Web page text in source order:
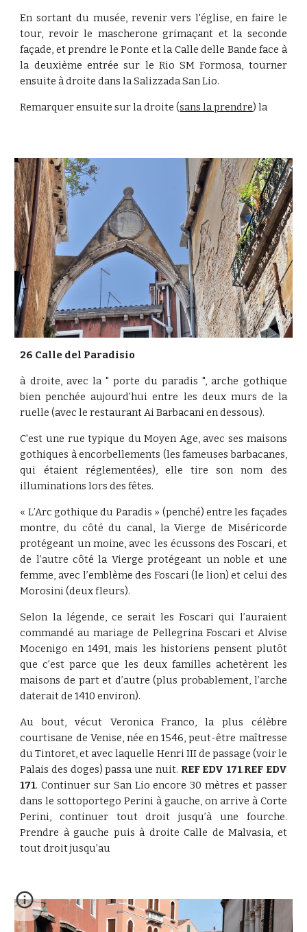
En sortant du musée, revenir vers l'église, en faire le
tour, revoir le mascherone grimaçant et la seconde
façade, et prendre le Ponte et la Calle delle Bande face à
la deuxième entrée sur le Rio SM Formosa, tourner
ensuite à droite dans la Salizzada San Lio.
Remarquer ensuite sur la droite (sans la prendre) la
26 Calle del Paradisio
à droite, avec la " porte du paradis ", arche gothique
bien penchée aujourd’hui entre les deux murs de la
ruelle (avec le restaurant Ai Barbacani en dessous).
C'est une rue typique du Moyen Age, avec ses maisons
gothiques à encorbellements (les fameuses barbacanes,
qui étaient réglementées), elle tire son nom des
illuminations lors des fêtes.
« L’Arc gothique du Paradis » (penché) entre les façades
montre, du côté du canal, la Vierge de Miséricorde
protégeant un moine, avec les écussons des Foscari, et
de l’autre côté la Vierge protégeant un noble et une
femme, avec l’emblème des Foscari (le lion) et celui des
Morosini (deux fleurs).
Selon la légende, ce serait les Foscari qui l’auraient
commandé au mariage de Pellegrina Foscari et Alvise
Mocenigo en 1491, mais les historiens pensent plutôt
que c’est parce que les deux familles achetèrent les
maisons de part et d’autre (plus probablement, l’arche
daterait de 1410 environ).
Au bout, vécut Veronica Franco, la plus célèbre
courtisane de Venise, née en 1546, peut-être maîtresse
du Tintoret, et avec laquelle Henri III de passage (voir le
Palais des doges) passa une nuit. REF EDV 171.REF EDV
171. Continuer sur San Lio encore 30 mètres et passer
dans le sottoportego Perini à gauche, on arrive à Corte
Perini, continuer tout droit jusqu’à une fourche.
Prendre à gauche puis à droite Calle de Malvasia, et
tout droit jusqu’au